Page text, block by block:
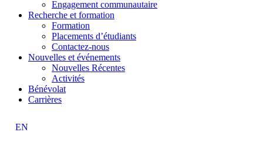
Engagement communautaire
Recherche et formation
Formation
Placements d’étudiants
Contactez-nous
Nouvelles et événements
Nouvelles Récentes
Activités
Bénévolat
Carrières
EN